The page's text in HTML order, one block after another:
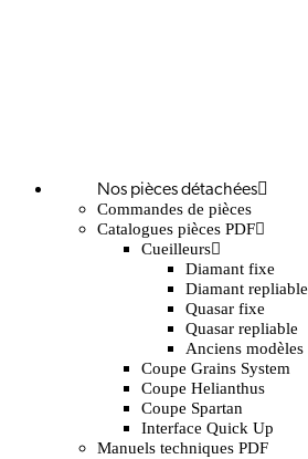
Nos pièces détachées
Commandes de pièces
Catalogues pièces PDF
Cueilleurs
Diamant fixe
Diamant repliable
Quasar fixe
Quasar repliable
Anciens modèles
Coupe Grains System
Coupe Helianthus
Coupe Spartan
Interface Quick Up
Manuels techniques PDF